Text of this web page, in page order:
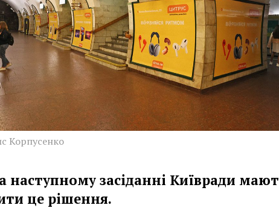
Корпусенко
наступному засіданні Київради
це рішення.